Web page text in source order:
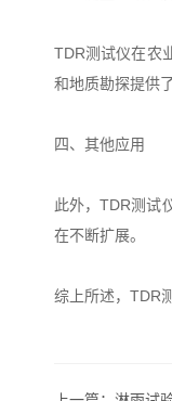
TDR测试仪在农
和地质勘探提供
四、其他应用
此外，TDR测试
在不断扩展。
综上所述，TDR